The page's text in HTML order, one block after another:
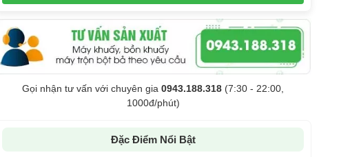
Gọi nhận tư vấn với chuyên gia 0943.188.318 (7:30 - 22:00,
1000đ/phút)
Đặc Điểm Nổi Bật